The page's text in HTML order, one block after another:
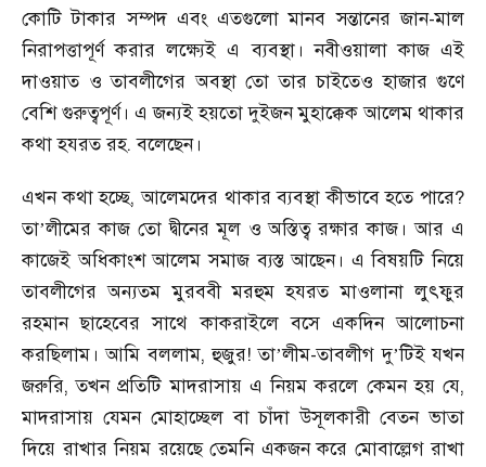
কোটি টাকার সম্পদ এবং এতগুলো মানব সন্তানের জান-মাল
নিরাপত্তাপূর্ণ করার লক্ষ্যেই এ ব্যবস্থা। নবীওয়ালা কাজ এই
দাওয়াত ও তাবলীগের অবস্থা তো তার চাইতেও হাজার গুণে
বেশি গুরুত্বপূর্ণ। এ জন্যই হয়তো দুইজন মুহাক্কেক আলেম থাকার
কথা হযরত রহ. বলেছেন।
এখন কথা হচ্ছে, আলেমদের থাকার ব্যবস্থা কীভাবে হতে পারে?
তা’লীমের কাজ তো দ্বীনের মূল ও অস্তিত্ব রক্ষার কাজ। আর এ
কাজেই অধিকাংশ আলেম সমাজ ব্যস্ত আছেন। এ বিষয়টি নিয়ে
তাবলীগের অন্যতম মুরববী মরহুম হযরত মাওলানা লুৎফুর
রহমান ছাহেবের সাথে কাকরাইলে বসে একদিন আলোচনা
করছিলাম। আমি বললাম, হুজুর! তা’লীম-তাবলীগ দু’টিই যখন
জরুরি, তখন প্রতিটি মাদরাসায় এ নিয়ম করলে কেমন হয় যে,
মাদরাসায় যেমন মোহাচ্ছেল বা চাঁদা উসূলকারী বেতন ভাতা
দিয়ে রাখার নিয়ম রয়েছে তেমনি একজন করে মোবাল্লেগ রাখা